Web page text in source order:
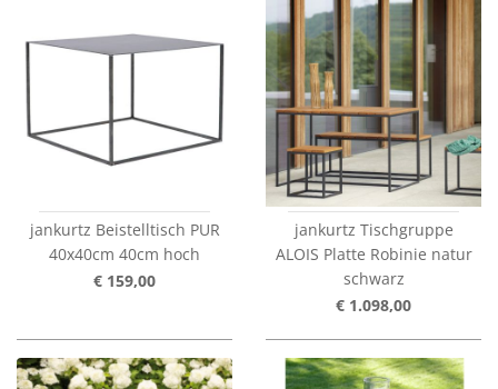
jankurtz Beistelltisch PUR
40x40cm 40cm hoch
€ 159,00
jankurtz Tischgruppe
ALOIS Platte Robinie natur
schwarz
€ 1.098,00